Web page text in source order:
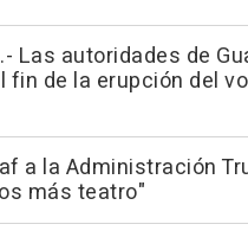
Las autoridades de
fin de la erupción del
a la Administración
más teatro"